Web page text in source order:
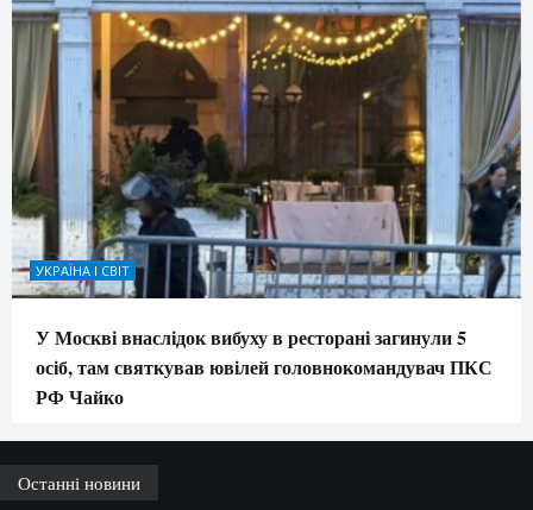
УКРАЇНА І СВІТ
У Москві внаслідок вибуху в ресторані загинули 5
осіб, там святкував ювілей головнокомандувач ПКС
РФ Чайко
Останні новини